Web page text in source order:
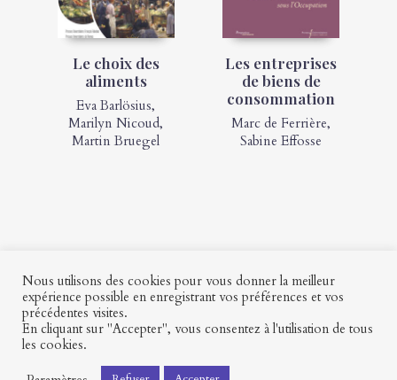
Le choix des
aliments
Eva Barlösius,
Marilyn Nicoud,
Martin Bruegel
Les entreprises
de biens de
consommation
Marc de Ferrière,
Sabine Effosse
Contact Mon profil
Nous utilisons des cookies pour vous donner la meilleur
expérience possible en enregistrant vos préférences et vos
précédentes visites.
En cliquant sur "Accepter", vous consentez à l'utilisation de tous
les cookies.